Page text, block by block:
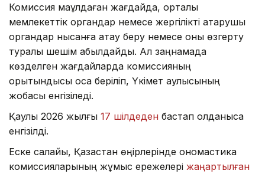
Комиссия мақұлдаған жағдайда, орталық
мемлекеттік органдар немесе жергілікті атқарушы
органдар нысанға атау беру немесе оны өзгерту
туралы шешім қабылдайды. Ал заңнамада
көзделген жағдайларда комиссияның
қорытындысы қоса беріліп, Үкімет қаулысының
жобасы енгізіледі.
Қаулы 2026 жылғы 17 шілдеден бастап қолданысқа
енгізілді.
Еске салайық, Қазақстан өңірлерінде ономастика
комиссияларының жұмыс ережелері жаңартылған